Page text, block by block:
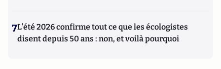
7L’été 2026 confirme tout ce que les écologistes
disent depuis 50 ans : non, et voilà pourquoi